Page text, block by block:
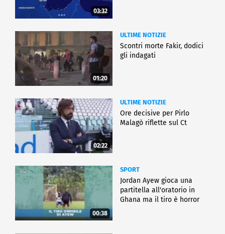
03:32
01:20
ULTIME NOTIZIE
Scontri morte Fakir, dodici
gli indagati
02:22
ULTIME NOTIZIE
Ore decisive per Pirlo
Malagò riflette sul Ct
00:38
SPORT
Jordan Ayew gioca una
partitella all'oratorio in
Ghana ma il tiro è horror